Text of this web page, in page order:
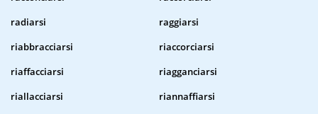
radiarsi
raggiarsi
riabbracciarsi
riaccorciarsi
riaffacciarsi
riagganciarsi
riallacciarsi
riannaffiarsi